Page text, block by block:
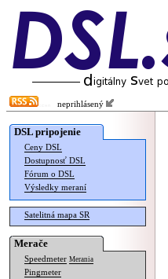
neprihlásený
DSL pripojenie
Ceny DSL
Dostupnosť DSL
Fórum o DSL
Výsledky meraní
Satelitná mapa SR
Merače
Speedmeter Merania
Pingmeter